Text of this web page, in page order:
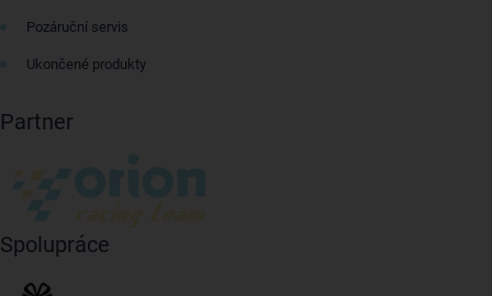
Pozáruční servis
Ukončené produkty
Partner
Spolupráce